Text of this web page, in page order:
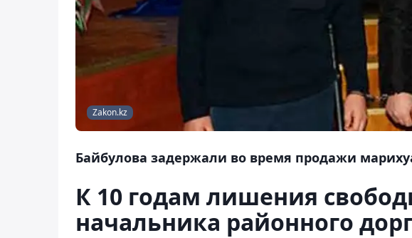
Zakon.kz
Байбулова задержали во время продажи
К 10 годам лишения
начальника районного